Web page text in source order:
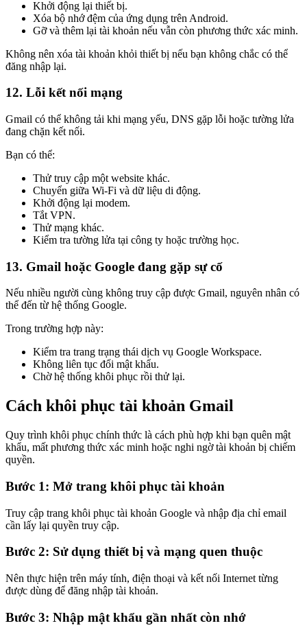
Khởi động lại thiết bị.
Xóa bộ nhớ đệm của ứng dụng trên Android.
Gỡ và thêm lại tài khoản nếu vẫn còn phương thức xác minh.
Không nên xóa tài khoản khỏi thiết bị nếu bạn không chắc có thể
đăng nhập lại.
12. Lỗi kết nối mạng
Gmail có thể không tải khi mạng yếu, DNS gặp lỗi hoặc tường lửa
đang chặn kết nối.
Bạn có thể:
Thử truy cập một website khác.
Chuyển giữa Wi-Fi và dữ liệu di động.
Khởi động lại modem.
Tắt VPN.
Thử mạng khác.
Kiểm tra tường lửa tại công ty hoặc trường học.
13. Gmail hoặc Google đang gặp sự cố
Nếu nhiều người cùng không truy cập được Gmail, nguyên nhân có
thể đến từ hệ thống Google.
Trong trường hợp này:
Kiểm tra trang trạng thái dịch vụ Google Workspace.
Không liên tục đổi mật khẩu.
Chờ hệ thống khôi phục rồi thử lại.
Cách khôi phục tài khoản Gmail
Quy trình khôi phục chính thức là cách phù hợp khi bạn quên mật
khẩu, mất phương thức xác minh hoặc nghi ngờ tài khoản bị chiếm
quyền.
Bước 1: Mở trang khôi phục tài khoản
Truy cập trang khôi phục tài khoản Google và nhập địa chỉ email
cần lấy lại quyền truy cập.
Bước 2: Sử dụng thiết bị và mạng quen thuộc
Nên thực hiện trên máy tính, điện thoại và kết nối Internet từng
được dùng để đăng nhập tài khoản.
Bước 3: Nhập mật khẩu gần nhất còn nhớ